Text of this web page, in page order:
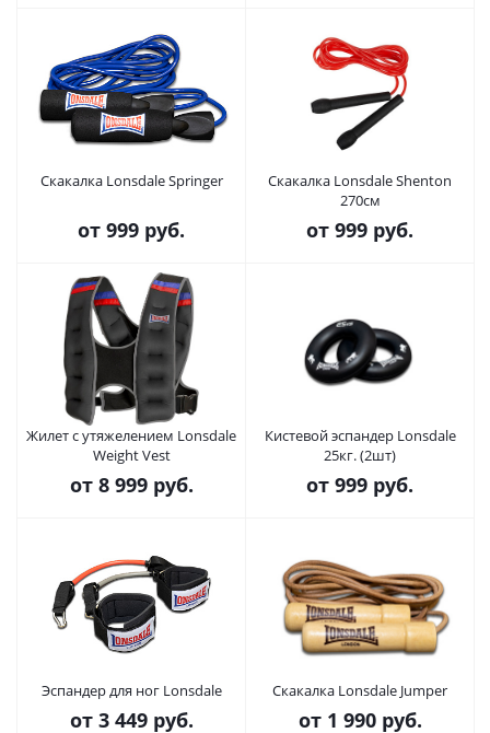
Скакалка Lonsdale Springer
от 999 руб.
Скакалка Lonsdale Shenton
270см
от 999 руб.
Жилет с утяжелением Lonsdale
Weight Vest
от 8 999 руб.
Кистевой эспандер Lonsdale
25кг. (2шт)
от 999 руб.
Эспандер для ног Lonsdale
от 3 449 руб.
Скакалка Lonsdale Jumper
от 1 990 руб.